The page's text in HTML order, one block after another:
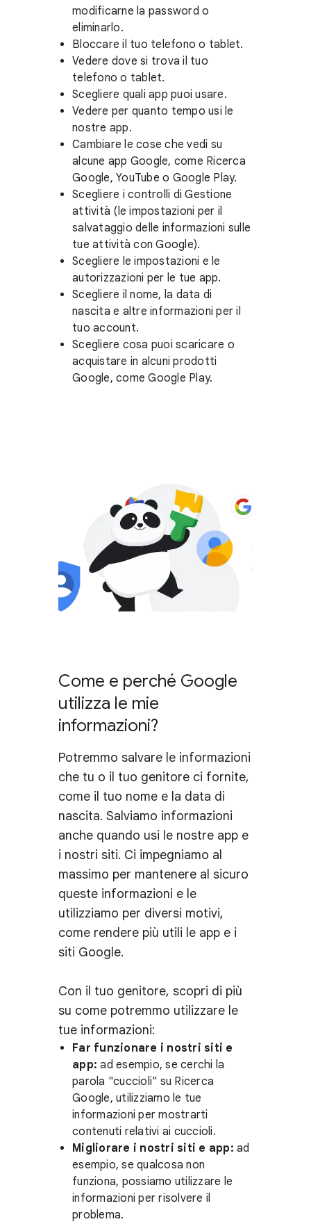
modificarne la password o
eliminarlo.
Bloccare il tuo telefono o tablet.
Vedere dove si trova il tuo
telefono o tablet.
Scegliere quali app puoi usare.
Vedere per quanto tempo usi le
nostre app.
Cambiare le cose che vedi su
alcune app Google, come Ricerca
Google, YouTube o Google Play.
Scegliere i controlli di Gestione
attività (le impostazioni per il
salvataggio delle informazioni sulle
tue attività con Google).
Scegliere le impostazioni e le
autorizzazioni per le tue app.
Scegliere il nome, la data di
nascita e altre informazioni per il
tuo account.
Scegliere cosa puoi scaricare o
acquistare in alcuni prodotti
Google, come Google Play.
Come e perché Google
utilizza le mie
informazioni?
Potremmo salvare le informazioni
che tu o il tuo genitore ci fornite,
come il tuo nome e la data di
nascita. Salviamo informazioni
anche quando usi le nostre app e
i nostri siti. Ci impegniamo al
massimo per mantenere al sicuro
queste informazioni e le
utilizziamo per diversi motivi,
come rendere più utili le app e i
siti Google.
Con il tuo genitore, scopri di più
su come potremmo utilizzare le
tue informazioni:
Far funzionare i nostri siti e
app: ad esempio, se cerchi la
parola "cuccioli" su Ricerca
Google, utilizziamo le tue
informazioni per mostrarti
contenuti relativi ai cuccioli.
Migliorare i nostri siti e app: ad
esempio, se qualcosa non
funziona, possiamo utilizzare le
informazioni per risolvere il
problema.